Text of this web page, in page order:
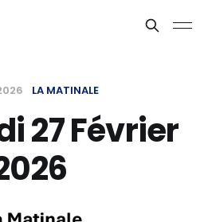
LA MATINALE
27 Février